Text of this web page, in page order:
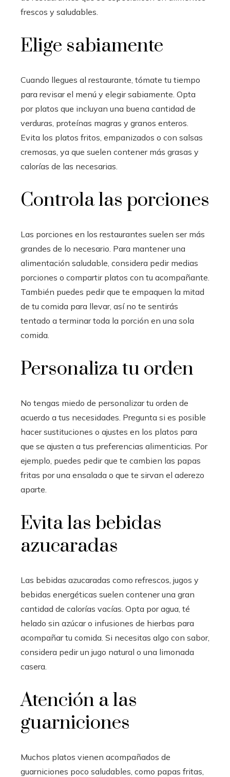
frescos y saludables.
Elige sabiamente
Cuando llegues al restaurante, tómate tu tiempo
para revisar el menú y elegir sabiamente. Opta
por platos que incluyan una buena cantidad de
verduras, proteínas magras y granos enteros.
Evita los platos fritos, empanizados o con salsas
cremosas, ya que suelen contener más grasas y
calorías de las necesarias.
Controla las porciones
Las porciones en los restaurantes suelen ser más
grandes de lo necesario. Para mantener una
alimentación saludable, considera pedir medias
porciones o compartir platos con tu acompañante.
También puedes pedir que te empaquen la mitad
de tu comida para llevar, así no te sentirás
tentado a terminar toda la porción en una sola
comida.
Personaliza tu orden
No tengas miedo de personalizar tu orden de
acuerdo a tus necesidades. Pregunta si es posible
hacer sustituciones o ajustes en los platos para
que se ajusten a tus preferencias alimenticias. Por
ejemplo, puedes pedir que te cambien las papas
fritas por una ensalada o que te sirvan el aderezo
aparte.
Evita las bebidas
azucaradas
Las bebidas azucaradas como refrescos, jugos y
bebidas energéticas suelen contener una gran
cantidad de calorías vacías. Opta por agua, té
helado sin azúcar o infusiones de hierbas para
acompañar tu comida. Si necesitas algo con sabor,
considera pedir un jugo natural o una limonada
casera.
Atención a las
guarniciones
Muchos platos vienen acompañados de
guarniciones poco saludables, como papas fritas,